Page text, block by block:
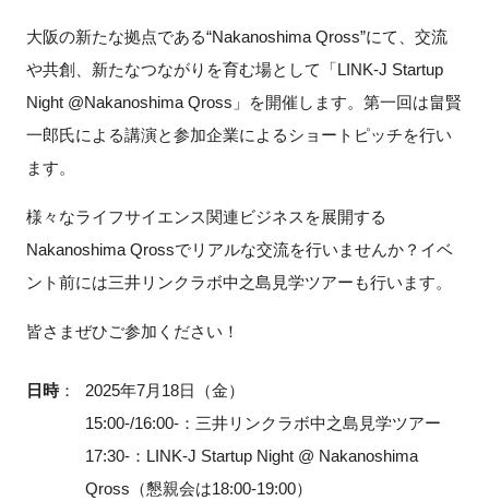
インタビュー・コラム
ニュース・掲示板
LINK-Jを知る
特別会員
施設・アクセス
FAQ
大阪の新たな拠点である“Nakanoshima Qross”にて、交流
や共創、新たなつながりを育む場として「LINK-J Startup
Night @Nakanoshima Qross」を開催します。 第一回は畠賢
一郎氏による講演と参加企業によるショートピッチを行い
ます。
様々なライフサイエンス関連ビジネスを展開する
Nakanoshima Qrossでリアルな交流を行いませんか？イベ
ント前には三井リンクラボ中之島見学ツアーも行います。
皆さまぜひご参加ください！
日時：
2025年7月18日（金）
15:00-/16:00-：三井リンクラボ中之島見学ツアー
17:30-：LINK-J Startup Night @ Nakanoshima
Qross（懇親会は18:00-19:00）